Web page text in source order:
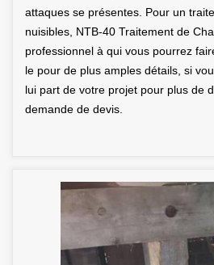
attaques se présentes. Pour un
nuisibles, NTB-40 Traitement de
professionnel à qui vous pourrez
le pour de plus amples détails, si
lui part de votre projet pour plus de
demande de devis.